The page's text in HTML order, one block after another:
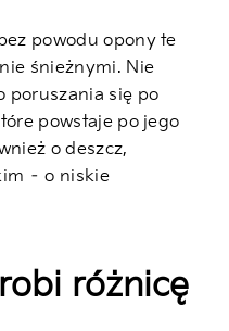
powodu opony te
śnieżnymi. Nie
poruszania się po
powstaje po jego
o deszcz,
– o niskie
różnicę